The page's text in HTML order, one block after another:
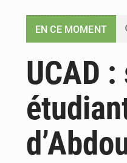
EN CE MOMENT
UCAD